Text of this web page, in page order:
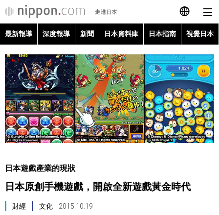
日本語
English
简体字
Français
Español
Русский
最新報導
深度報導
日本指南
最新報導 深度報導 新聞 日本資料庫 日本指南 視覺日本
日本遊戲產業的現狀
日本原創手機遊戲，開啟全新遊戲黃金時代
財經 文化 2015.10.19